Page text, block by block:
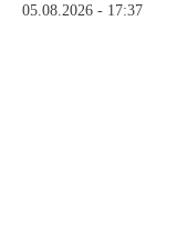
05.08.2026 - 17:37